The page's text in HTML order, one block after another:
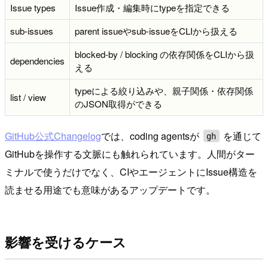
Issue types
Issue作成・編集時にtypeを指定できる
sub-issues
parent issueやsub-issueをCLIから扱える
dependencies
blocked-by / blocking の依存関係をCLIから扱
える
list / view
typeによる絞り込みや、親子関係・依存関係
のJSON取得ができる
GitHub公式Changelogでは、coding agentsが gh
を通じて
GitHubを操作する文脈にも触れられています。人間がター
ミナルで使うだけでなく、CIやエージェントにIssue構造を
読ませる用途でも意味があるアップデートです。
影響を受けるケース